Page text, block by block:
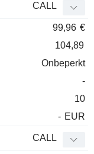
CALL
99,96 €
104,89
Onbeperkt
-
10
- EUR
CALL